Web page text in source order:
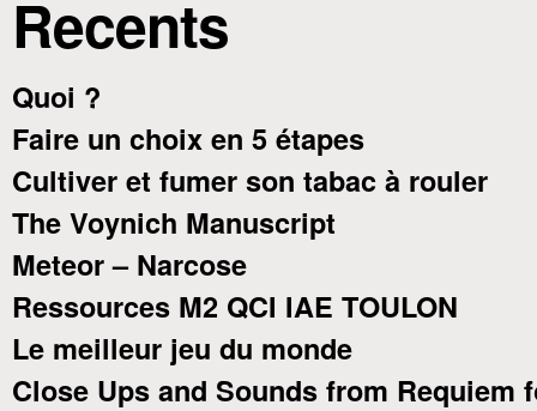
Recents
Quoi ?
Faire un choix en 5 étapes
Cultiver et fumer son tabac à rouler
The Voynich Manuscript
Meteor – Narcose
Ressources M2 QCI IAE TOULON
Le meilleur jeu du monde
Close Ups and Sounds from Requiem